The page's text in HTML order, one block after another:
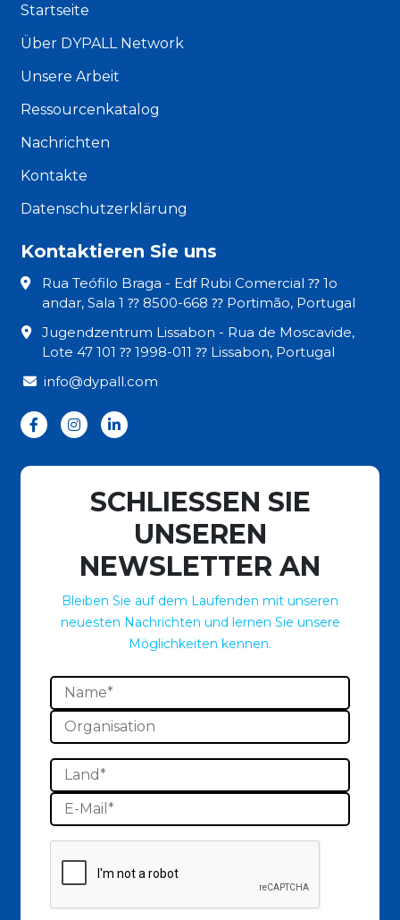
Startseite
Über DYPALL Network
Unsere Arbeit
Ressourcenkatalog
Nachrichten
Kontakte
Datenschutzerklärung
Kontaktieren Sie uns
Rua Teófilo Braga - Edf Rubi Comercial ⁇ 1o
andar, Sala 1 ⁇ 8500-668 ⁇ Portimão, Portugal
Jugendzentrum Lissabon - Rua de Moscavide,
Lote 47 101 ⁇ 1998-011 ⁇ Lissabon, Portugal
info@dypall.com
SCHLIESSEN SIE
UNSEREN
NEWSLETTER AN
Bleiben Sie auf dem Laufenden mit unseren
neuesten Nachrichten und lernen Sie unsere
Möglichkeiten kennen.